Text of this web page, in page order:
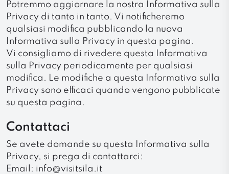
Potremmo aggiornare la nostra Informativa sulla
Privacy di tanto in tanto. Vi notificheremo
qualsiasi modifica pubblicando la nuova
Informativa sulla Privacy in questa pagina.
Vi consigliamo di rivedere questa Informativa
sulla Privacy periodicamente per qualsiasi
modifica. Le modifiche a questa Informativa sulla
Privacy sono efficaci quando vengono pubblicate
su questa pagina.
Contattaci
Se avete domande su questa Informativa sulla
Privacy, si prega di contattarci:
Email: info@visitsila.it